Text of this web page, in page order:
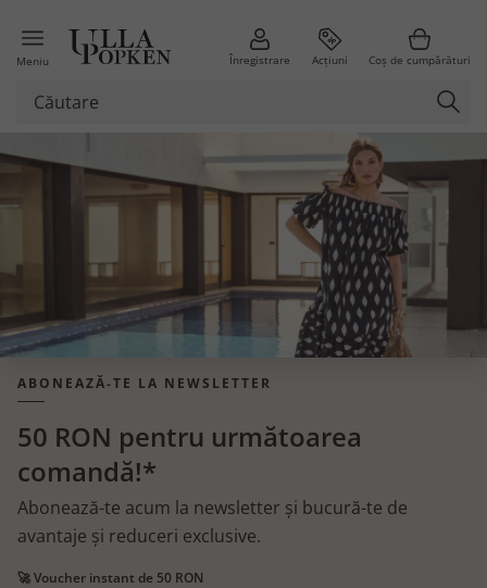
Meniu Înregistrare Acțiuni Coș de cumpărături
ABONEAZĂ-TE LA NEWSLETTER
50 RON pentru următoarea
comandă!*
Abonează-te acum la newsletter și bucură-te de
avantaje și reduceri exclusive.
🚀 Voucher instant de 50 RON